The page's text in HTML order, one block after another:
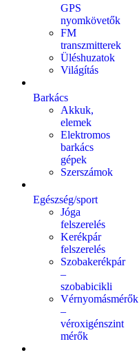
GPS
nyomkövetők
FM
transzmitterek
Üléshuzatok
Világítás
Barkács
Akkuk,
elemek
Elektromos
barkács
gépek
Szerszámok
Egészség/sport
Jóga
felszerelés
Kerékpár
felszerelés
Szobakerékpár
–
szobabicikli
Vérnyomásmérők
–
véroxigénszint
mérők